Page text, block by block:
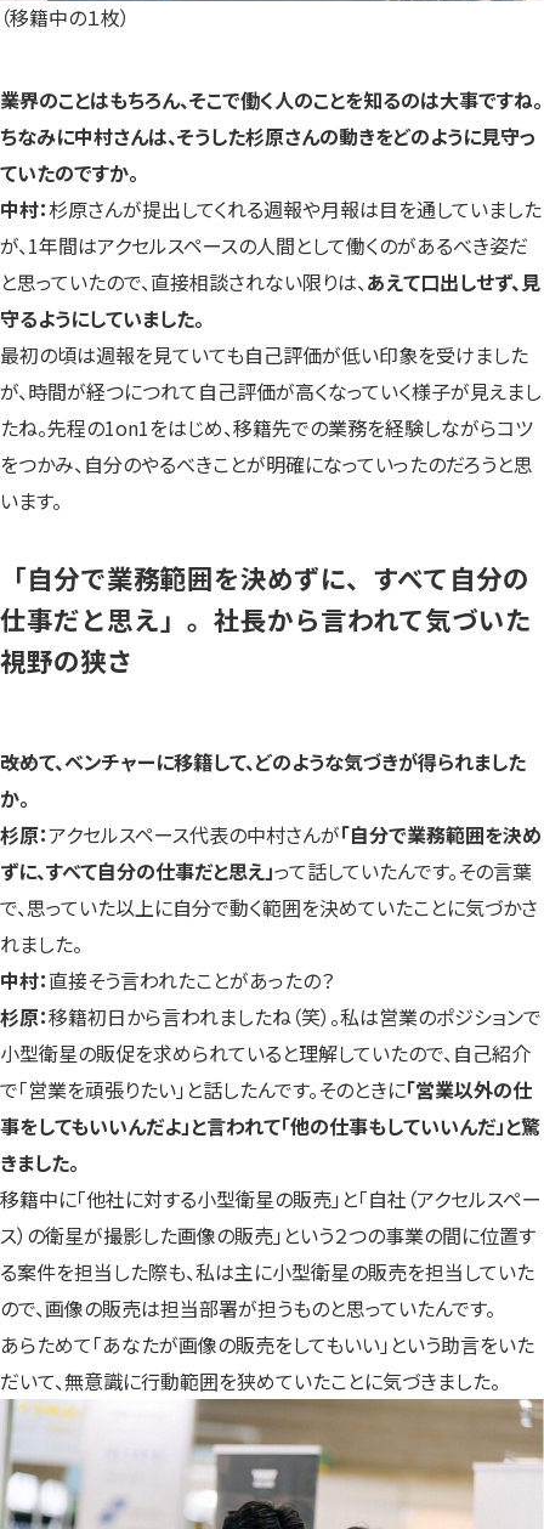
（移籍中の１枚）
――業界のことはもちろん、そこで働く人のことを知るのは大事ですね。
ちなみに中村さんは、そうした杉原さんの動きをどのように見守っ
ていたのですか。
中村：杉原さんが提出してくれる週報や月報は目を通していました
が、1年間はアクセルスペースの人間として働くのがあるべき姿だ
と思っていたので、直接相談されない限りは、あえて口出しせず、見
守るようにしていました。
最初の頃は週報を見ていても自己評価が低い印象を受けました
が、時間が経つにつれて自己評価が高くなっていく様子が見えまし
たね。先程の1on1をはじめ、移籍先での業務を経験しながらコツ
をつかみ、自分のやるべきことが明確になっていったのだろうと思
います。
「自分で業務範囲を決めずに、すべて自分の
仕事だと思え」。社長から言われて気づいた
視野の狭さ
――改めて、ベンチャーに移籍して、どのような気づきが得られました
か。
杉原：アクセルスペース代表の中村さんが「自分で業務範囲を決め
ずに、すべて自分の仕事だと思え」って話していたんです。その言葉
で、思っていた以上に自分で動く範囲を決めていたことに気づかさ
れました。
中村：直接そう言われたことがあったの？
杉原：移籍初日から言われましたね（笑）。私は営業のポジションで
小型衛星の販促を求められていると理解していたので、自己紹介
で「営業を頑張りたい」と話したんです。そのときに「営業以外の仕
事をしてもいいんだよ」と言われて「他の仕事もしていいんだ」と驚
きました。
移籍中に「他社に対する小型衛星の販売」と「自社（アクセルスペー
ス）の衛星が撮影した画像の販売」という２つの事業の間に位置す
る案件を担当した際も、私は主に小型衛星の販売を担当していた
ので、画像の販売は担当部署が担うものと思っていたんです。
あらためて「あなたが画像の販売をしてもいい」という助言をいた
だいて、無意識に行動範囲を狭めていたことに気づきました。